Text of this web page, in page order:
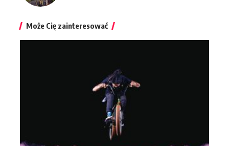
Może Cię zainteresować